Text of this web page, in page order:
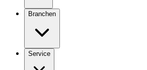
Branchen
Service